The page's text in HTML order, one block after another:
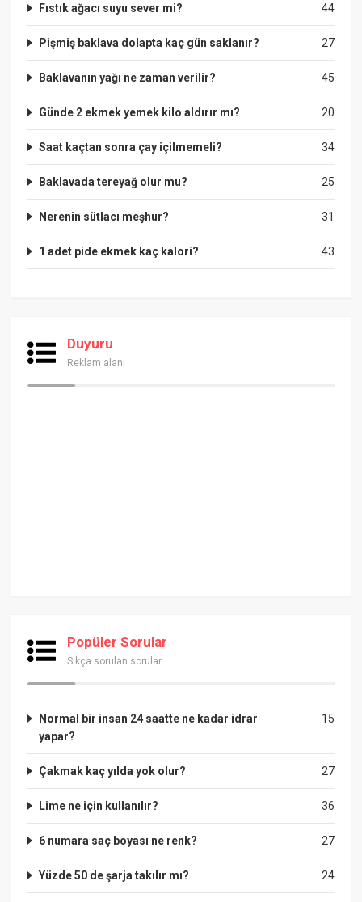
44
Fıstık ağacı suyu sever mi?
27
Pişmiş baklava dolapta kaç gün saklanır?
45
Baklavanın yağı ne zaman verilir?
20
Günde 2 ekmek yemek kilo aldırır mı?
34
Saat kaçtan sonra çay içilmemeli?
25
Baklavada tereyağ olur mu?
31
Nerenin sütlacı meşhur?
43
1 adet pide ekmek kaç kalori?
Duyuru
Reklam alanı
Popüler Sorular
Sıkça sorulan sorular
15
Normal bir insan 24 saatte ne kadar idrar
yapar?
27
Çakmak kaç yılda yok olur?
36
Lime ne için kullanılır?
27
6 numara saç boyası ne renk?
24
Yüzde 50 de şarja takılır mı?